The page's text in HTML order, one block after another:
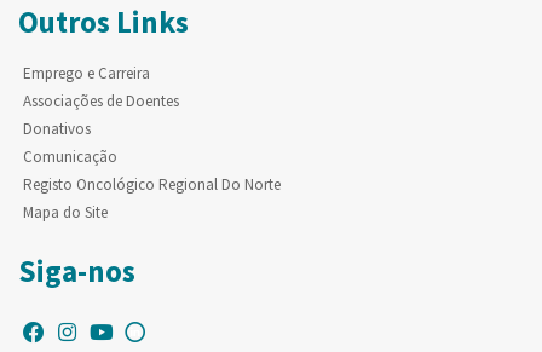
Outros Links
Emprego e Carreira
Associações de Doentes
Donativos
Comunicação
Registo Oncológico Regional Do Norte
Mapa do Site
Siga-nos